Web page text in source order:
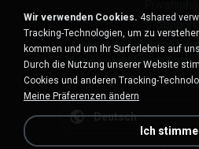
Support
Meine persönlichen
Meine persönlichen
Deutsch
Wir verwenden Cookies. 4shared
Tracking-Technologien, um zu
kommen und um Ihr Surferlebnis auf
Durch die Nutzung unserer Website
Cookies und anderen Tracking-
Meine Präferenzen ändern
Ich